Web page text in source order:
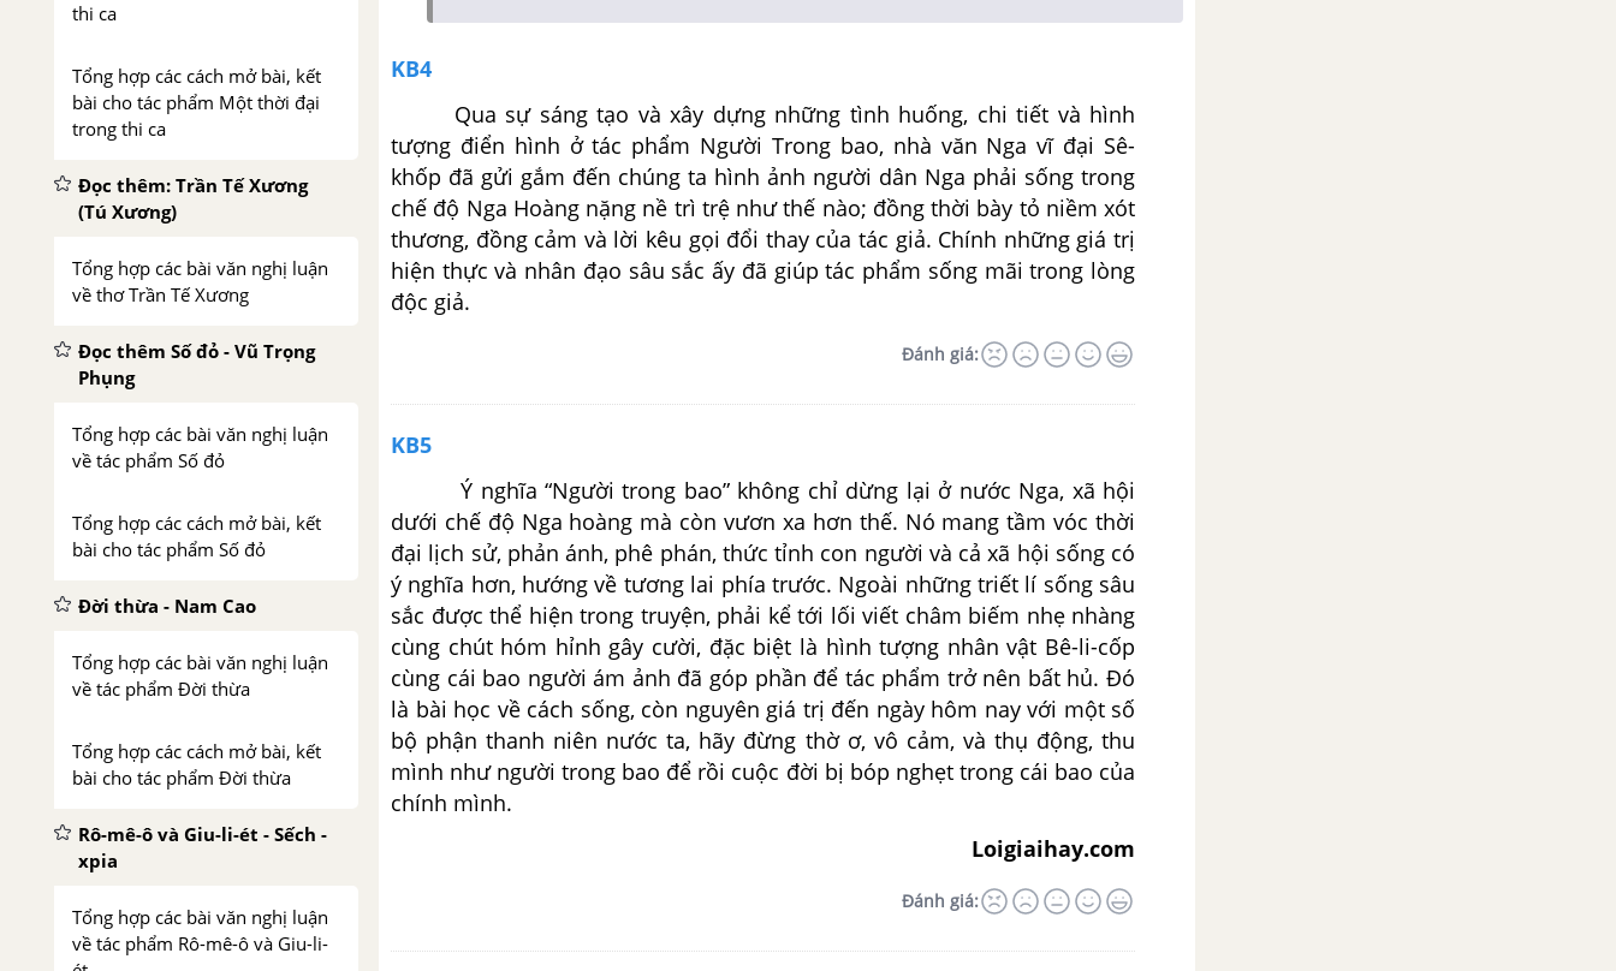
thi ca
Tổng hợp các cách mở bài, kết
bài cho tác phẩm Một thời đại
trong thi ca
Đọc thêm: Trần Tế Xương
(Tú Xương)
Tổng hợp các bài văn nghị luận
về thơ Trần Tế Xương
Đọc thêm Số đỏ - Vũ Trọng
Phụng
Tổng hợp các bài văn nghị luận
về tác phẩm Số đỏ
Tổng hợp các cách mở bài, kết
bài cho tác phẩm Số đỏ
Đời thừa - Nam Cao
Tổng hợp các bài văn nghị luận
về tác phẩm Đời thừa
Tổng hợp các cách mở bài, kết
bài cho tác phẩm Đời thừa
Rô-mê-ô và Giu-li-ét - Sếch -
xpia
Tổng hợp các bài văn nghị luận
về tác phẩm Rô-mê-ô và Giu-li-
KB4
Qua sự sáng tạo và xây dựng những tình huống, chi tiết và hình
tượng điển hình ở tác phẩm Người Trong bao, nhà văn Nga vĩ đại Sê-
khốp đã gửi gắm đến chúng ta hình ảnh người dân Nga phải sống trong
chế độ Nga Hoàng nặng nề trì trệ như thế nào; đồng thời bày tỏ niềm xót
thương, đồng cảm và lời kêu gọi đổi thay của tác giả. Chính những giá trị
hiện thực và nhân đạo sâu sắc ấy đã giúp tác phẩm sống mãi trong lòng
độc giả.
Đánh giá:
KB5
Ý nghĩa “Người trong bao” không chỉ dừng lại ở nước Nga, xã hội
dưới chế độ Nga hoàng mà còn vươn xa hơn thế. Nó mang tầm vóc thời
đại lịch sử, phản ánh, phê phán, thức tỉnh con người và cả xã hội sống có
ý nghĩa hơn, hướng về tương lai phía trước. Ngoài những triết lí sống sâu
sắc được thể hiện trong truyện, phải kể tới lối viết châm biếm nhẹ nhàng
cùng chút hóm hỉnh gây cười, đặc biệt là hình tượng nhân vật Bê-li-cốp
cùng cái bao người ám ảnh đã góp phần để tác phẩm trở nên bất hủ. Đó
là bài học về cách sống, còn nguyên giá trị đến ngày hôm nay với một số
bộ phận thanh niên nước ta, hãy đừng thờ ơ, vô cảm, và thụ động, thu
mình như người trong bao để rồi cuộc đời bị bóp nghẹt trong cái bao của
chính mình.
Loigiaihay.com
Đánh giá: